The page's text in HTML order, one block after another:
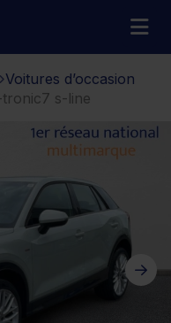
Voitures d’occasion
tronic7 s-line